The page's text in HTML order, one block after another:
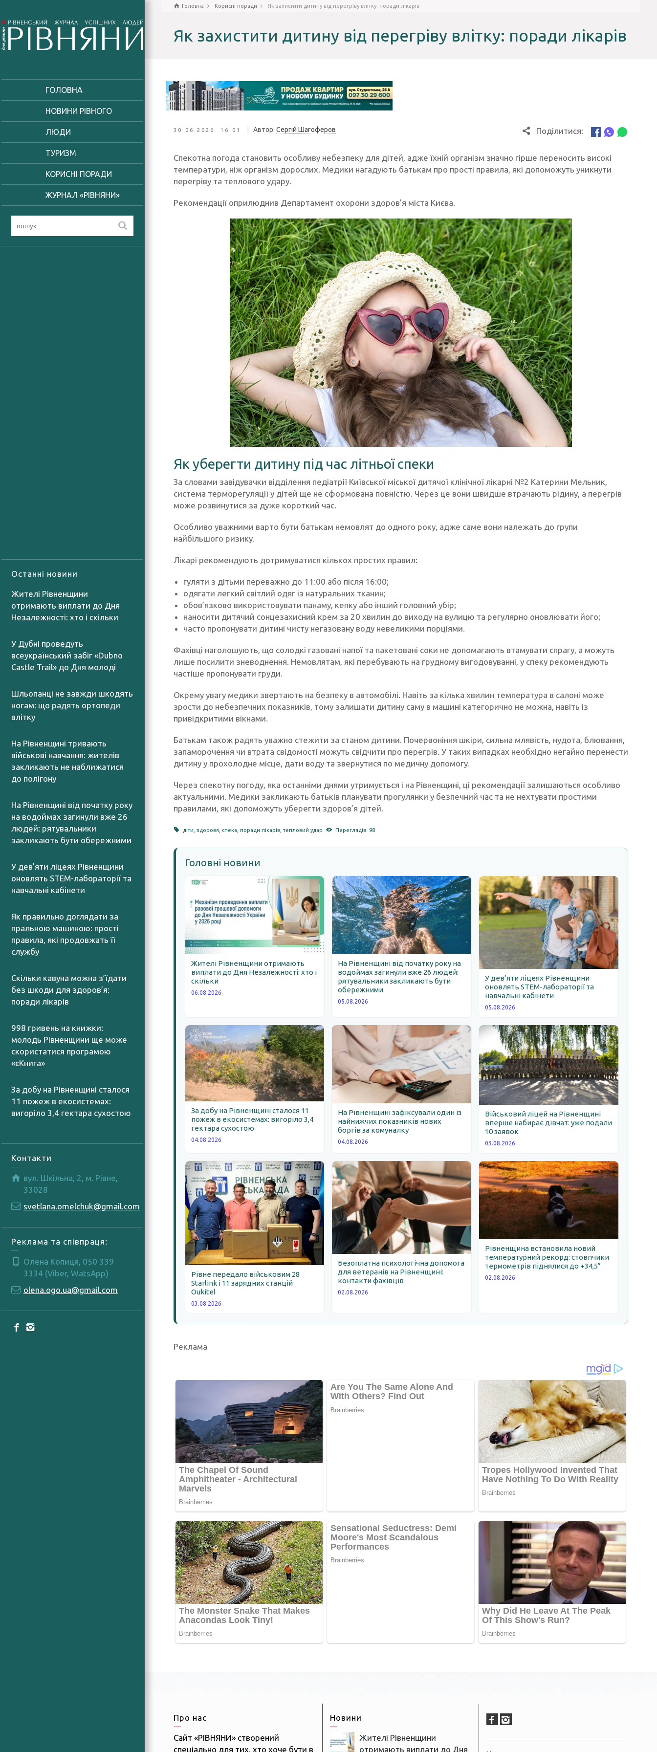
ГОЛОВНА
НОВИНИ РІВНОГО
ЛЮДИ
ТУРИЗМ
КОРИСНІ ПОРАДИ
ЖУРНАЛ «РІВНЯНИ»
Останні новини
Жителі Рівненщини
отримають виплати до Дня
Незалежності: хто і скільки
У Дубні проведуть
всеукраїнський забіг «Dubno
Castle Trail» до Дня молоді
Шльопанці не завжди шкодять
ногам: що радять ортопеди
влітку
На Рівненщині тривають
військові навчання: жителів
закликають не наближатися
до полігону
На Рівненщині від початку року
на водоймах загинули вже 26
людей: рятувальники
закликають бути обережними
У дев’яти ліцеях Рівненщини
оновлять STEM-лабораторії та
навчальні кабінети
Як правильно доглядати за
пральною машиною: прості
правила, які продовжать її
службу
Скільки кавуна можна з’їдати
без шкоди для здоров’я:
поради лікарів
998 гривень на книжки:
молодь Рівненщини ще може
скористатися програмою
«єКнига»
За добу на Рівненщині сталося
11 пожеж в екосистемах:
вигоріло 3,4 гектара сухостою
Контакти
вул. Шкільна, 2, м. Рівне,
33028
svetlana.omelchuk@gmail.com
Реклама та співпраця:
Олена Копиця, 050 339
3334 (Viber, WatsApp)
olena.ogo.ua@gmail.com
Головна Корисні поради Як захистити дитину від перегріву влітку: поради лікарів
Як захистити дитину від перегріву влітку: поради лікарів
30.06.2026 16:01 Автор: Сергій Шагоферов Поділитися:
Спекотна погода становить особливу небезпеку для дітей, адже їхній організм значно гірше переносить високі
температури, ніж організм дорослих. Медики нагадують батькам про прості правила, які допоможуть уникнути
перегріву та теплового удару.
Рекомендації оприлюднив Департамент охорони здоров’я міста Києва.
Як уберегти дитину під час літньої спеки
За словами завідувачки відділення педіатрії Київської міської дитячої клінічної лікарні №2 Катерини Мельник,
система терморегуляції у дітей ще не сформована повністю. Через це вони швидше втрачають рідину, а перегрів
може розвинутися за дуже короткий час.
Особливо уважними варто бути батькам немовлят до одного року, адже саме вони належать до групи
найбільшого ризику.
Лікарі рекомендують дотримуватися кількох простих правил:
гуляти з дітьми переважно до 11:00 або після 16:00;
одягати легкий світлий одяг із натуральних тканин;
обов’язково використовувати панаму, кепку або інший головний убір;
наносити дитячий сонцезахисний крем за 20 хвилин до виходу на вулицю та регулярно оновлювати його;
часто пропонувати дитині чисту негазовану воду невеликими порціями.
Фахівці наголошують, що солодкі газовані напої та пакетовані соки не допомагають втамувати спрагу, а можуть
лише посилити зневоднення. Немовлятам, які перебувають на грудному вигодовуванні, у спеку рекомендують
частіше пропонувати груди.
Окрему увагу медики звертають на безпеку в автомобілі. Навіть за кілька хвилин температура в салоні може
зрости до небезпечних показників, тому залишати дитину саму в машині категорично не можна, навіть із
привідкритими вікнами.
Батькам також радять уважно стежити за станом дитини. Почервоніння шкіри, сильна млявість, нудота, блювання,
запаморочення чи втрата свідомості можуть свідчити про перегрів. У таких випадках необхідно негайно перенести
дитину у прохолодне місце, дати воду та звернутися по медичну допомогу.
Через спекотну погоду, яка останніми днями утримується і на Рівненщині, ці рекомендації залишаються особливо
актуальними. Медики закликають батьків планувати прогулянки у безпечний час та не нехтувати простими
правилами, які допоможуть уберегти здоров’я дітей.
діти ,здоровя спека ,поради лікарів ,тепловий удар Переглядів: 98
Головні новини
Жителі Рівненщини отримають
виплати до Дня Незалежності: хто і
скільки
06.08.2026
На Рівненщині від початку року на
водоймах загинули вже 26 людей:
рятувальники закликають бути
обережними
05.08.2026
У дев’яти ліцеях Рівненщини
оновлять STEM-лабораторії та
навчальні кабінети
05.08.2026
За добу на Рівненщині сталося 11
пожеж в екосистемах: вигоріло 3,4
гектара сухостою
04.08.2026
На Рівненщині зафіксували один із
найнижчих показників нових
боргів за комуналку
04.08.2026
Військовий ліцей на Рівненщині
вперше набирає дівчат: уже подали
10 заявок
03.08.2026
Рівне передало військовим 28
Starlink і 11 зарядних станцій
Oukitel
03.08.2026
Безоплатна психологічна допомога
для ветеранів на Рівненщині:
контакти фахівців
02.08.2026
Рівненщина встановила новий
температурний рекорд: стовпчики
термометрів піднялися до +34,5°
02.08.2026
Реклама
Про нас
Сайт «РІВНЯНИ» створений
спеціально для тих, хто хоче бути в
Новини
Жителі Рівненщини
отримають виплати до Дня